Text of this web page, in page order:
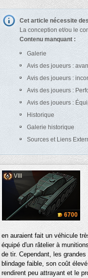
Aller à : rechercher
Cet article nécessite
La conception et/ou le
Contenu manquant :
Galerie
Avis des joueurs :
Avis des joueurs :
Avis des joueurs :
Avis des joueurs :
Historique
Galerie historique
Sources et Liens
VIII
6700
en auraient fait un véhicule
équipé d'un râtelier à
de tir. Cependant, les
blindage faible, son coût
rendirent peu attrayant et le